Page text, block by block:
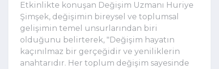
Etkinlikte konuşan Değişim Uzmanı Huriye
Şimşek, değişimin bireysel ve toplumsal
gelişimin temel unsurlarından biri
olduğunu belirterek, "Değişim hayatın
kaçınılmaz bir gerçeğidir ve yeniliklerin
anahtarıdır. Her toplum değişim sayesinde